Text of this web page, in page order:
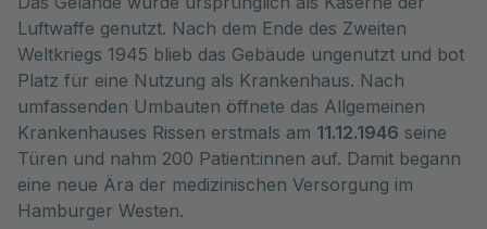
Luftwaffe genutzt. Nach dem Ende des Zweiten
Weltkriegs 1945 blieb das Gebäude ungenutzt und bot
Platz für eine Nutzung als Krankenhaus. Nach
umfassenden Umbauten öffnete das Allgemeinen
Krankenhauses Rissen erstmals am 11.12.1946 seine
Türen und nahm 200 Patient:innen auf. Damit begann
eine neue Ära der medizinischen Versorgung im
Hamburger Westen.